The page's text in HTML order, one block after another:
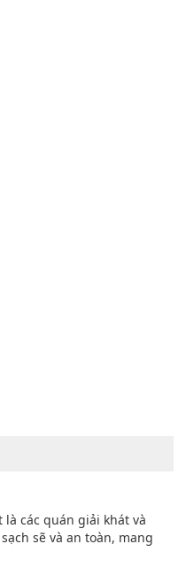
các quán giải khát và
sẽ và an toàn, mang